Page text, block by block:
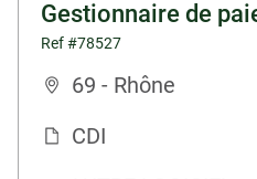
Gestionnaire de
Ref #78527
69 - Rhône
CDI